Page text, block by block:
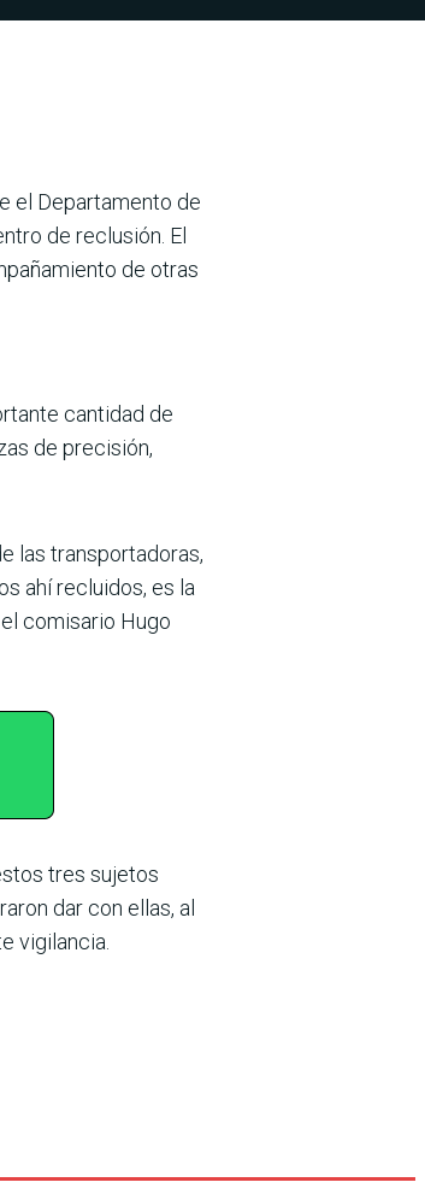
el Departamento de
de reclusión. El
de otras
cantidad de
de precisión,
las transportadoras,
ahí recluidos, es la
comisario Hugo
tres sujetos
dar con ellas, al
vigilancia.